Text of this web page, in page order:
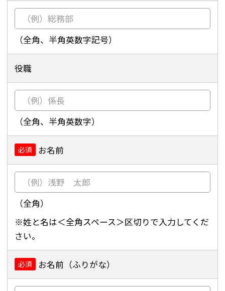
（全角、半角英数字記号）
役職
（全角、半角英数字）
必須 お名前
（全角）
※姓と名は＜全角スペース＞区切りで入力してくだ
さい。
必須 お名前（ふりがな）